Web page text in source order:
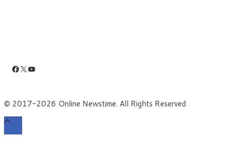
Facebook
X YouTube
© 2017-2026 Online Newstime. All Rights Reserved